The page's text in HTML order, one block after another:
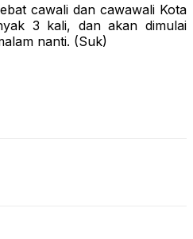
cawali dan cawawali Kota
3 kali, dan akan dimulai
nanti. (Suk)